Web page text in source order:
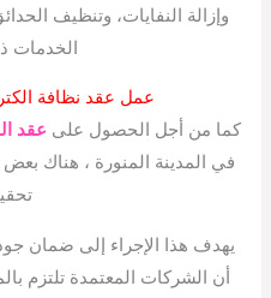
وإزالة النفايات، وتنظيف
الخدمات
عمل عقد نظافة
كما من أجل الحصول على عقد
في المدينة المنورة ، هناك
يهدف هذا الإجراء إلى ضمان
أن الشركات المعتمدة تلتزم